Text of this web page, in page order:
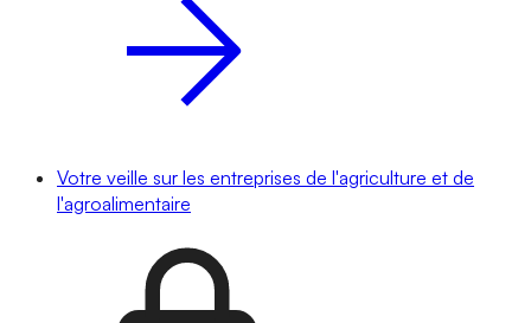
Votre veille sur les entreprises de l'agriculture et de
l'agroalimentaire